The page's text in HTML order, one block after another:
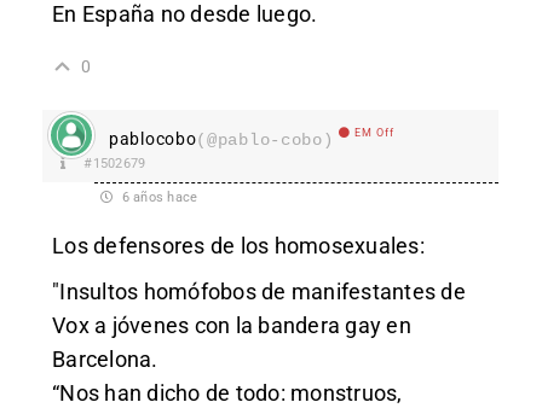
En España no desde luego.
0
pablocobo(@pablo-cobo) EM Off
#1502679
6 años hace
Los defensores de los homosexuales:
"Insultos homófobos de manifestantes de
Vox a jóvenes con la bandera gay en
Barcelona.
“Nos han dicho de todo: monstruos,